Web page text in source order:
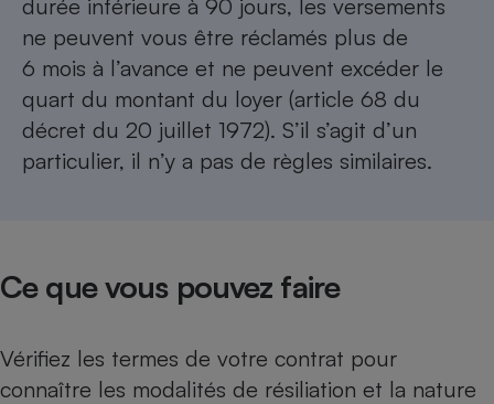
durée inférieure à 90 jours, les versements
ne peuvent vous être réclamés plus de
6 mois à l’avance et ne peuvent excéder le
quart du montant du loyer (article 68 du
décret du 20 juillet 1972). S’il s’agit d’un
particulier, il n’y a pas de règles similaires.
Ce que vous pouvez faire
Vérifiez les termes de votre contrat pour
connaître les modalités de résiliation et la nature